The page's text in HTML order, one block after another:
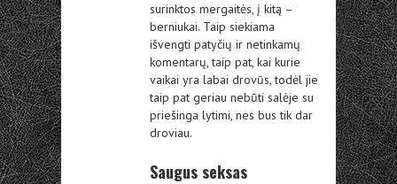
surinktos mergaitės, į kitą –
berniukai. Taip siekiama
išvengti patyčių ir netinkamų
komentarų, taip pat, kai kurie
vaikai yra labai drovūs, todėl jie
taip pat geriau nebūti salėje su
priešinga lytimi, nes bus tik dar
droviau.
Saugus seksas